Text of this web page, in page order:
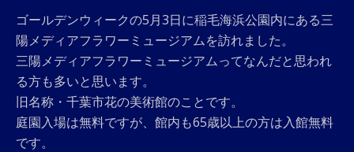
ゴールデンウィークの5月3日に稲毛海浜公園内にある三
陽メディアフラワーミュージアムを訪れました。
三陽メディアフラワーミュージアムってなんだと思われ
る方も多いと思います。
旧名称・千葉市花の美術館のことです。
庭園入場は無料ですが、館内も65歳以上の方は入館無料
です。